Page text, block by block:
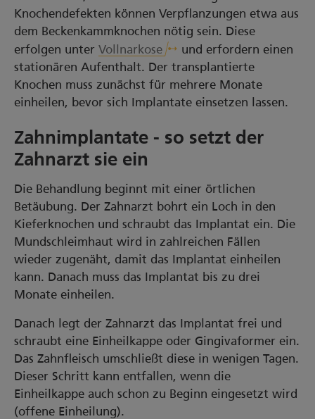
Knochendefekten können Verpflanzungen etwa aus
dem Beckenkammknochen nötig sein. Diese
erfolgen unter Vollnarkose
und erfordern einen
stationären Aufenthalt. Der transplantierte
Knochen muss zunächst für mehrere Monate
einheilen, bevor sich Implantate einsetzen lassen.
Zahnimplantate - so setzt der
Zahnarzt sie ein
Die Behandlung beginnt mit einer örtlichen
Betäubung. Der Zahnarzt bohrt ein Loch in den
Kieferknochen und schraubt das Implantat ein. Die
Mundschleimhaut wird in zahlreichen Fällen
wieder zugenäht, damit das Implantat einheilen
kann. Danach muss das Implantat bis zu drei
Monate einheilen.
Danach legt der Zahnarzt das Implantat frei und
schraubt eine Einheilkappe oder Gingivaformer ein.
Das Zahnfleisch umschließt diese in wenigen Tagen.
Dieser Schritt kann entfallen, wenn die
Einheilkappe auch schon zu Beginn eingesetzt wird
(offene Einheilung).